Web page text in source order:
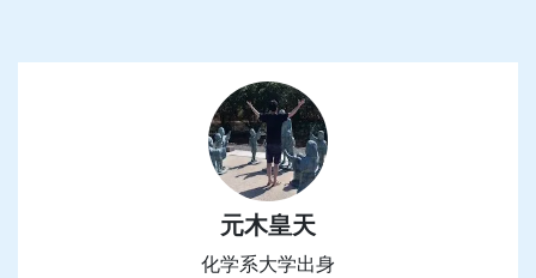
元木皇天
化学系大学出身